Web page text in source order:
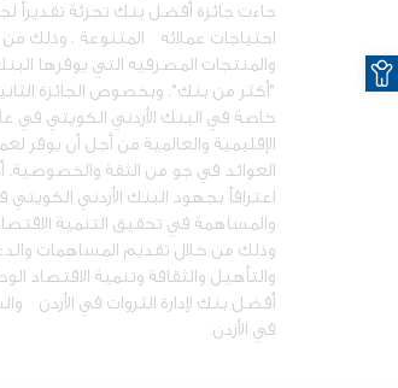
جاءت جائزة أفضل بنك تجزئة تقديراً
احتياجات عملائه المتنوعة ، وذلك
والمنتجات المصرفيه التي يوفرها
"أكثر من بنك". وبخصوص الجائزة
الإقليمية والعالمية من أجل أن يوفر
اعترافاً بجهود البنك الأردني
والمساهمة في تحقيق التنمية
وذلك من خلال تقديم المساهمات
والتأهيل والثقافة وتنمية الاقتصاد
أفضل بنك لإدارة الثروات في الأردن
في الأردن.